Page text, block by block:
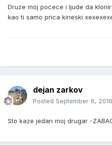
Druze moj pocece i ljude da
kao ti samo prica kineski
dejan zarkov
Posted September 6, 2016
Sto kaze jedan moj drugar -